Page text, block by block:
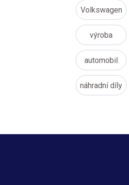
Volkswagen
výroba
automobil
náhradní díly